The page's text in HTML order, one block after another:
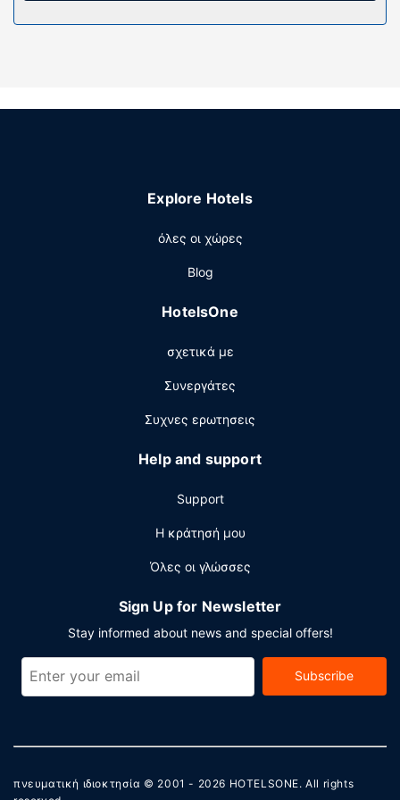
Κάντε δώρο στον εαυτό σας μια επίσκεψη στο σπα, το
παροχές σε αυτό το ξενοδοχείο περιλαμβάνουν δωρεάν
κομμωτήριο. Οι επισκέπτες μπορούν να μεταφερθούν σε
κοντινούς προορισμούς με το λεωφορειάκι της περιοχής
εστίασης που υπάρχουν σε αυτό το ξενοδοχείο και
περιλαμβάνουν 3 εστιατόρια και 5 καφετέριες. Με
επιπλέον χρέωση είναι διαθέσιμο πρωινό (ευρωπαϊκό)
καθημερινά μεταξύ 8:00 π.μ. - 10:30 π.μ..
Στις σημαντικές παροχές περιλαμβάνονται ρεσεψιόν
βιβλιοθήκη. Με επιπλέον χρέωση παρέχεται
λεωφορειάκι για μεταφορά από και προς το αεροδρόμιο
βρείτε επίσης δωρεάν στάθμευση με παρκαδόρο.
Explore Hotels
όλες οι χώρες
Blog
HotelsOne
σχετικά με
Συνεργάτες
Συχνες ερωτησεις
Help and support
Support
Η κράτησή μου
Όλες οι γλώσσες
Sign Up for Newsletter
Stay informed about news and special offers!
Subscribe
πνευματική ιδιοκτησία © 2001 - 2026 HOTELSONE. All rights